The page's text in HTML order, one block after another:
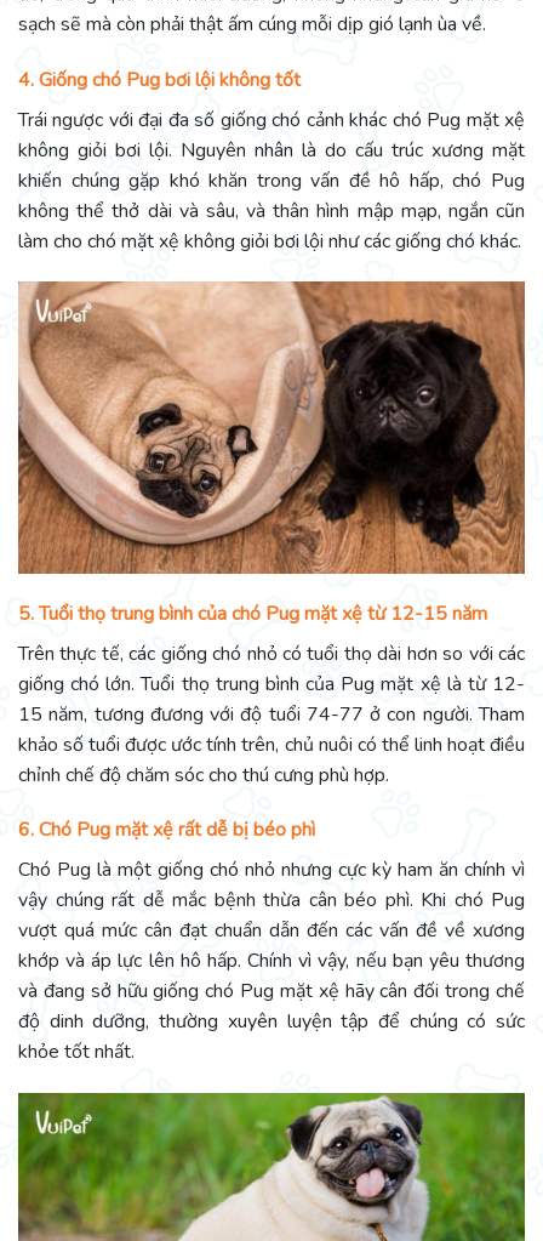
sạch sẽ mà còn phải thật ấm cúng mỗi dịp gió lạnh ùa về.
4. Giống chó Pug bơi lội không tốt
Trái ngược với đại đa số giống chó cảnh khác chó Pug mặt xệ
không giỏi bơi lội. Nguyên nhân là do cấu trúc xương mặt
khiến chúng gặp khó khăn trong vấn đề hô hấp, chó Pug
không thể thở dài và sâu, và thân hình mập mạp, ngắn cũn
làm cho chó mặt xệ không giỏi bơi lội như các giống chó khác.
5. Tuổi thọ trung bình của chó Pug mặt xệ từ 12-15 năm
Trên thực tế, các giống chó nhỏ có tuổi thọ dài hơn so với các
giống chó lớn. Tuổi thọ trung bình của Pug mặt xệ là từ 12-
15 năm, tương đương với độ tuổi 74-77 ở con người. Tham
khảo số tuổi được ước tính trên, chủ nuôi có thể linh hoạt điều
chỉnh chế độ chăm sóc cho thú cưng phù hợp.
6. Chó Pug mặt xệ rất dễ bị béo phì
Chó Pug là một giống chó nhỏ nhưng cực kỳ ham ăn chính vì
vậy chúng rất dễ mắc bệnh thừa cân béo phì. Khi chó Pug
vượt quá mức cân đạt chuẩn dẫn đến các vấn đề về xương
khớp và áp lực lên hô hấp. Chính vì vậy, nếu bạn yêu thương
và đang sở hữu giống chó Pug mặt xệ hãy cân đối trong chế
độ dinh dưỡng, thường xuyên luyện tập để chúng có sức
khỏe tốt nhất.